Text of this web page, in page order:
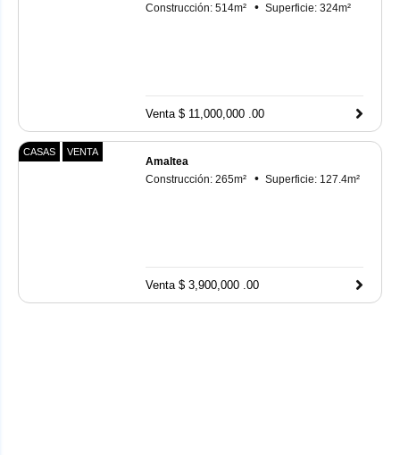
Construcción: 514m² Superficie: 324m²
Venta $ 11,000,000 .00
CASAS VENTA
Amaltea
Construcción: 265m² Superficie: 127.4m²
Venta $ 3,900,000 .00